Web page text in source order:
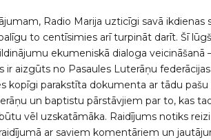
Radio Marija uzticīgi savā
to centīsimies arī turpināt darīt. Šī
ekumeniskā dialoga veicināšanā
ir aizgūts no Pasaules Luterāņu
kopīgi parakstīta dokumenta ar tādu
un baptistu pārstāvjiem par to, kas
vēl uzskatāmāka. Raidījums notiks
ar saviem komentāriem un